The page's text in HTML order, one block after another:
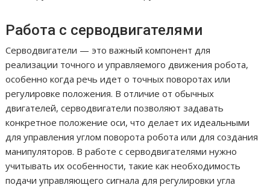
Работа с серводвигателями
Серводвигатели — это важный компонент для
реализации точного и управляемого движения робота,
особенно когда речь идет о точных поворотах или
регулировке положения. В отличие от обычных
двигателей, серводвигатели позволяют задавать
конкретное положение оси, что делает их идеальными
для управления углом поворота робота или для создания
манипуляторов. В работе с серводвигателями нужно
учитывать их особенности, такие как необходимость
подачи управляющего сигнала для регулировки угла